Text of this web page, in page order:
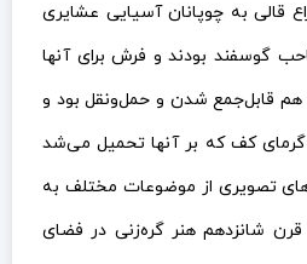
قالی به چوپانان آسیایی عشایری
گوسفند بودند و فرش برای آنها
هم قابل‌جمع شدن و حمل‌ونقل بود و
گرمای کف که بر آنها تحمیل می‌شد
تصویری از موضوعات مختلف به
شانزدهم هنر گره‌زنی در فضای